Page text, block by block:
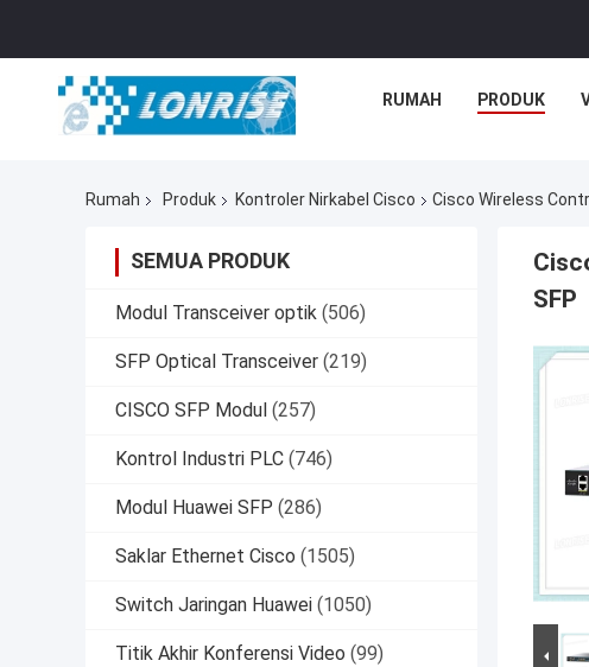
RUMAH PRODUK
Rumah Produk Kontroler Nirkabel Cisco Cisco Wireless
SEMUA PRODUK
Modul Transceiver optik (506)
SFP Optical Transceiver (219)
CISCO SFP Modul (257)
Kontrol Industri PLC (746)
Modul Huawei SFP (286)
Saklar Ethernet Cisco (1505)
Switch Jaringan Huawei (1050)
Titik Akhir Konferensi Video (99)
SFP